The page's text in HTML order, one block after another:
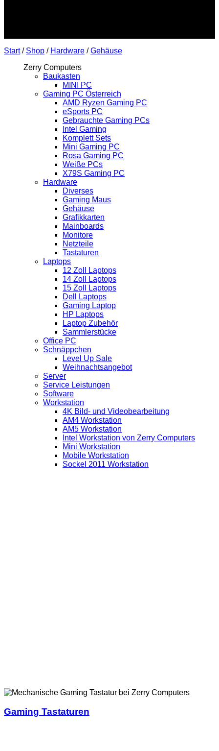
Start / Shop / Hardware / Gehäuse
Zerry Computers
Baukasten
MINI PC
Gaming PC Österreich
AMD Ryzen Gaming PC
eSports PC
Gebrauchte Gaming PCs
Intel Gaming
Komplett Sets
Mini Gaming PC
Rosa Gaming PC
Weiße PCs
X79S Gaming PC
Hardware
Diverses
Gaming Maus
Gehäuse
Grafikkarten
Mainboards
Monitore
Netzteile
Tastaturen
Laptops
12 Zoll Laptops
14 Zoll Laptops
15 Zoll Laptops
Dell Laptops
Gaming Laptop
HP Laptops
Laptop Zubehör
Sammlerstücke
Office PC
Schnäppchen
Level Up Sale
Weihnachtsangebot
Server
Service Leistungen
Software
Workstation
4K Bild- und Videobearbeitung
AM4 Workstation
AM5 Workstation
Intel Workstation von Zerry Computers
Mini Workstation
Mobile Workstation
Sockel 2011 Workstation
Gaming Tastaturen